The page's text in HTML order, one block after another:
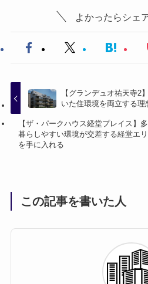
よかったらシェ
【グランデュオ祐天寺2
いた住環境を両立する理
【ザ・パークハウス経堂プレイス】
暮らしやすい環境が交差する経堂エ
を手に入れる
この記事を書いた人